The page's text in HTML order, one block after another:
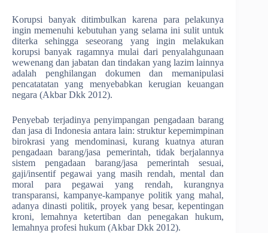
Korupsi banyak ditimbulkan karena para pelakunya
ingin memenuhi kebutuhan yang selama ini sulit untuk
diterka sehingga seseorang yang ingin melakukan
korupsi banyak ragamnya mulai dari penyalahgunaan
wewenang dan jabatan dan tindakan yang lazim lainnya
adalah penghilangan dokumen dan memanipulasi
pencatatatan yang menyebabkan kerugian keuangan
negara (Akbar Dkk 2012).
Penyebab terjadinya penyimpangan pengadaan barang
dan jasa di Indonesia antara lain: struktur kepemimpinan
birokrasi yang mendominasi, kurang kuatnya aturan
pengadaan barang/jasa pemerintah, tidak berjalannya
sistem pengadaan barang/jasa pemerintah sesuai,
gaji/insentif pegawai yang masih rendah, mental dan
moral para pegawai yang rendah, kurangnya
transparansi, kampanye-kampanye politik yang mahal,
adanya dinasti politik, proyek yang besar, kepentingan
kroni, lemahnya ketertiban dan penegakan hukum,
lemahnya profesi hukum (Akbar Dkk 2012).